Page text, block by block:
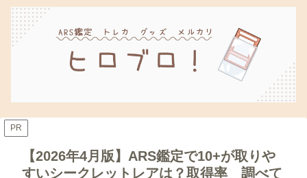
PR
【2026年4月版】ARS鑑定で10+が取りや
すいシークレットレアは？取得率 調べて